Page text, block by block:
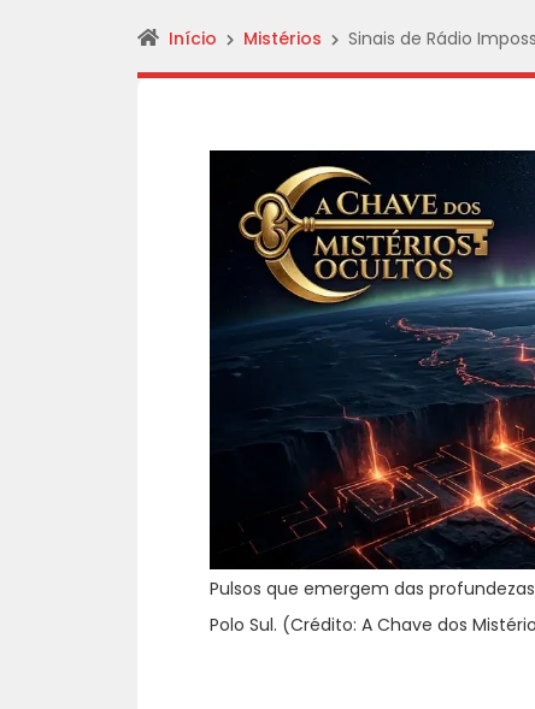
Início Mistérios Sinais de Rádio
Pulsos que emergem das
Polo Sul. (Crédito: A Chave dos